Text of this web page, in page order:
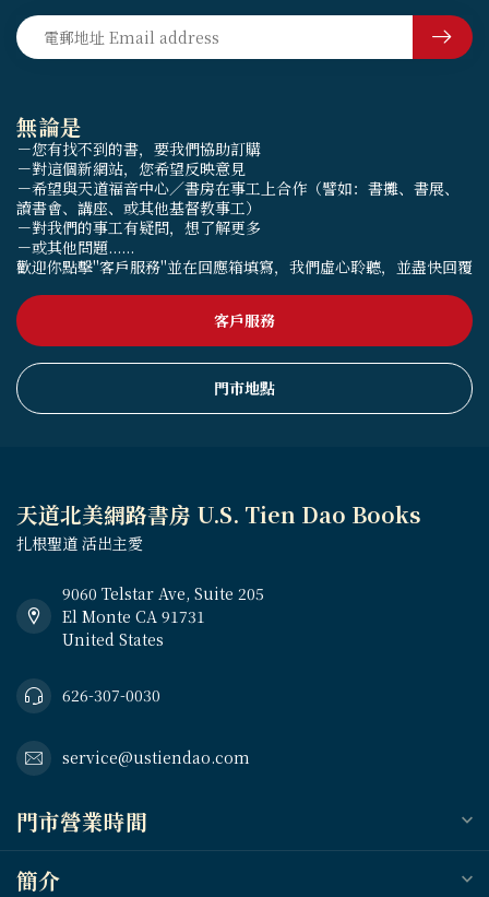
無論是
－您有找不到的書，要我們協助訂購
－對這個新網站，您希望反映意見
－希望與天道福音中心／書房在事工上合作（譬如：書攤、書展、
讀書會、講座、或其他基督教事工）
－對我們的事工有疑問，想了解更多
－或其他問題......
歡迎你點擊"客戶服務"並在回應箱填寫，我們虛心聆聽，並盡快回覆
客戶服務
門市地點
天道北美網路書房 U.S. Tien Dao Books
扎根聖道 活出主愛
9060 Telstar Ave, Suite 205
El Monte CA 91731
United States
626-307-0030
service@ustiendao.com
門市營業時間
簡介